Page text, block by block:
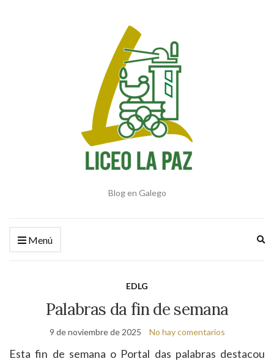
Blog en Galego
Menú
EDLG
Palabras da fin de semana
9 de noviembre de 2025 No hay comentarios
Esta fin de semana o Portal das palabras destacou